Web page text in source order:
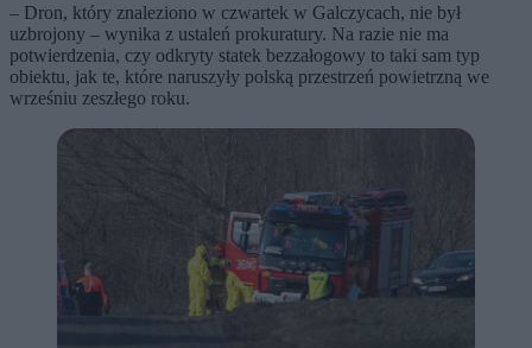
– Dron, który znaleziono w czwartek w Galczycach, nie był
uzbrojony – wynika z ustaleń prokuratury. Na razie nie ma
potwierdzenia, czy odkryty statek bezzałogowy to taki sam typ
obiektu, jak te, które naruszyły polską przestrzeń powietrzną we
wrześniu zeszłego roku.